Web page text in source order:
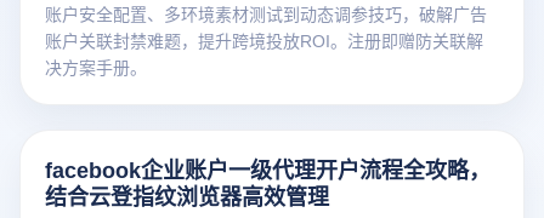
账户安全配置、多环境素材测试到动态调参技巧，破解广告
账户关联封禁难题，提升跨境投放ROI。注册即赠防关联解
决方案手册。
facebook企业账户一级代理开户流程全攻略，
结合云登指纹浏览器高效管理